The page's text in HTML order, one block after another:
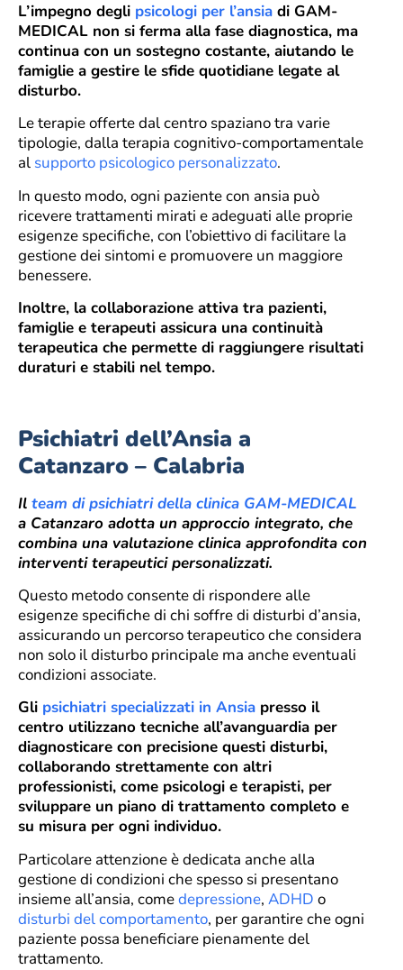
L’impegno degli psicologi per l’ansia di GAM-
MEDICAL non si ferma alla fase diagnostica, ma
continua con un sostegno costante, aiutando le
famiglie a gestire le sfide quotidiane legate al
disturbo.
Le terapie offerte dal centro spaziano tra varie
tipologie, dalla terapia cognitivo-comportamentale
al supporto psicologico personalizzato.
In questo modo, ogni paziente con ansia può
ricevere trattamenti mirati e adeguati alle proprie
esigenze specifiche, con l’obiettivo di facilitare la
gestione dei sintomi e promuovere un maggiore
benessere.
Inoltre, la collaborazione attiva tra pazienti,
famiglie e terapeuti assicura una continuità
terapeutica che permette di raggiungere risultati
duraturi e stabili nel tempo.
Psichiatri dell’Ansia a
Catanzaro – Calabria
Il team di psichiatri della clinica GAM-MEDICAL
a Catanzaro adotta un approccio integrato, che
combina una valutazione clinica approfondita con
interventi terapeutici personalizzati.
Questo metodo consente di rispondere alle
esigenze specifiche di chi soffre di disturbi d’ansia,
assicurando un percorso terapeutico che considera
non solo il disturbo principale ma anche eventuali
condizioni associate.
Gli psichiatri specializzati in Ansia presso il
centro utilizzano tecniche all’avanguardia per
diagnosticare con precisione questi disturbi,
collaborando strettamente con altri
professionisti, come psicologi e terapisti, per
sviluppare un piano di trattamento completo e
su misura per ogni individuo.
Particolare attenzione è dedicata anche alla
gestione di condizioni che spesso si presentano
insieme all’ansia, comedepressione, ADHD o
disturbi del comportamento, per garantire che ogni
paziente possa beneficiare pienamente del
trattamento.